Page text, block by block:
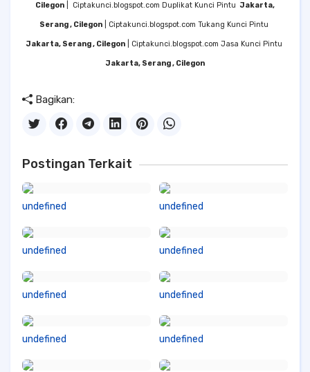
Cilegon Ciptakunci.blogspot.com Duplikat Kunci PintuJakarta,
Serang , Cilegon | Ciptakunci.blogspot.com Tukang Kunci Pintu
Jakarta, Serang , Cilegon| Ciptakunci.blogspot.com Jasa Kunci Pintu
Jakarta, Serang , Cilegon
Bagikan:
Postingan Terkait
undefined undefined
undefined undefined
undefined undefined
undefined undefined